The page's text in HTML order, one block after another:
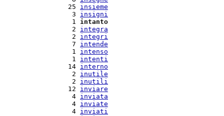
  25
insieme
   3
insigni
   1
intanto
   2
integra
   2
integri
   7
intende
   1
intenso
   1
intenti
  14
interno
   2
inutile
   2
inutili
  12
inviare
   4
inviata
   4
inviate
   4
inviati